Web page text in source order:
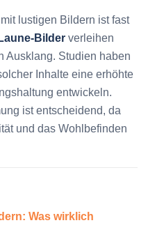
lustigen Bildern ist fast
Bilder verleihen
Ausklang. Studien haben
Inhalte eine erhöhte
entwickeln.
ist entscheidend, da
und das Wohlbefinden
Was wirklich